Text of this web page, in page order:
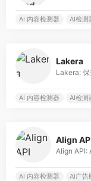
AI 内容检测器 AI检测
Lakera
Lakera: 保
AI 内容检测器 AI检测
Align
Align API:
AI 内容检测器 AI广告